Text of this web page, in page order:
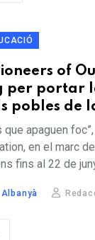
of
per portar
pobles de
que apaguen
en el marc
fins al 22 de juny
Albanyà